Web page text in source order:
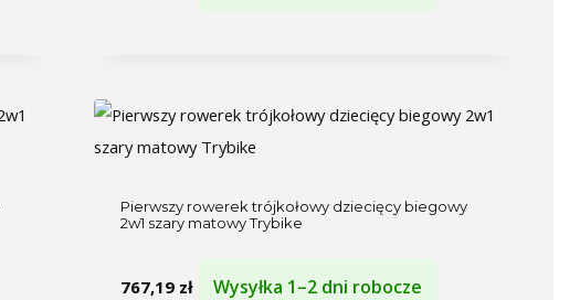
Pierwszy rowerek trójkołowy dziecięcy biegowy
2w1 szary matowy Trybike
767,19 zł Wysyłka 1–2 dni robocze